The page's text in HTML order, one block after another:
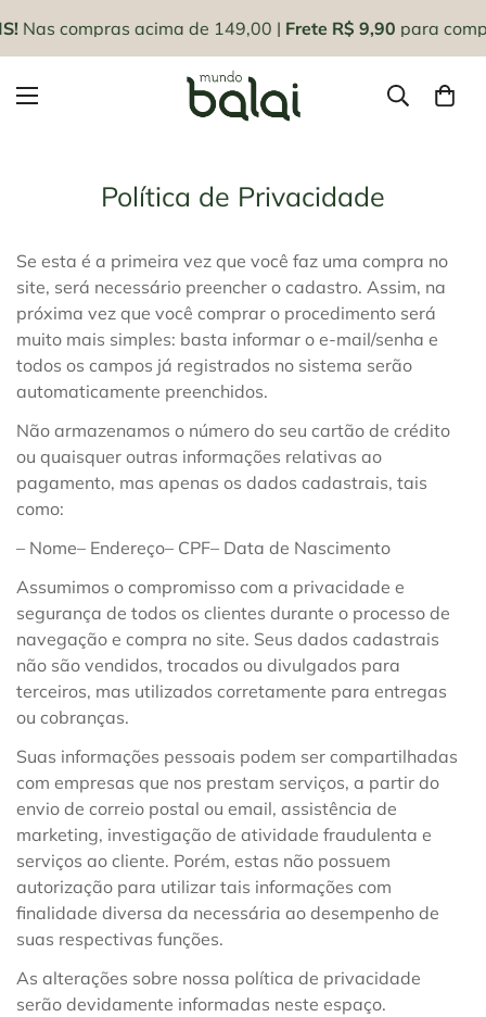
Nas compras acima de 149,00 | Frete R$ 9,90para
Política de Privacidade
Se esta é a primeira vez que você faz uma compra no
site, será necessário preencher o cadastro. Assim, na
próxima vez que você comprar o procedimento será
muito mais simples: basta informar o e-mail/senha e
todos os campos já registrados no sistema serão
automaticamente preenchidos.
Não armazenamos o número do seu cartão de crédito
ou quaisquer outras informações relativas ao
pagamento, mas apenas os dados cadastrais, tais
como:
– Nome– Endereço– CPF– Data de Nascimento
Assumimos o compromisso com a privacidade e
segurança de todos os clientes durante o processo de
navegação e compra no site. Seus dados cadastrais
não são vendidos, trocados ou divulgados para
terceiros, mas utilizados corretamente para entregas
ou cobranças.
Suas informações pessoais podem ser compartilhadas
com empresas que nos prestam serviços, a partir do
envio de correio postal ou email, assistência de
marketing, investigação de atividade fraudulenta e
serviços ao cliente. Porém, estas não possuem
autorização para utilizar tais informações com
finalidade diversa da necessária ao desempenho de
suas respectivas funções.
As alterações sobre nossa política de privacidade
serão devidamente informadas neste espaço.
Confirm your age